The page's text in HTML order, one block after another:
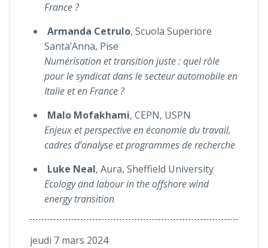
France ?
Armanda Cetrulo, Scuola Superiore
Santa’Anna, Pise
Numérisation et transition juste : quel rôle
pour le syndicat dans le secteur automobile en
Italie et en France ?
Malo Mofakhami, CEPN, USPN
Enjeux et perspective en économie du travail,
cadres d’analyse et programmes de recherche
Luke Neal, Aura, Sheffield University
Ecology and labour in the offshore wind
energy transition
jeudi 7 mars 2024